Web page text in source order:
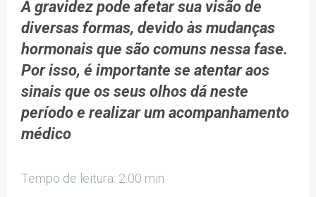
A gravidez pode afetar sua visão de
diversas formas, devido às mudanças
hormonais que são comuns nessa fase.
Por isso, é importante se atentar aos
sinais que os seus olhos dá neste
período e realizar um acompanhamento
médico
Tempo de leitura: 2:00 min